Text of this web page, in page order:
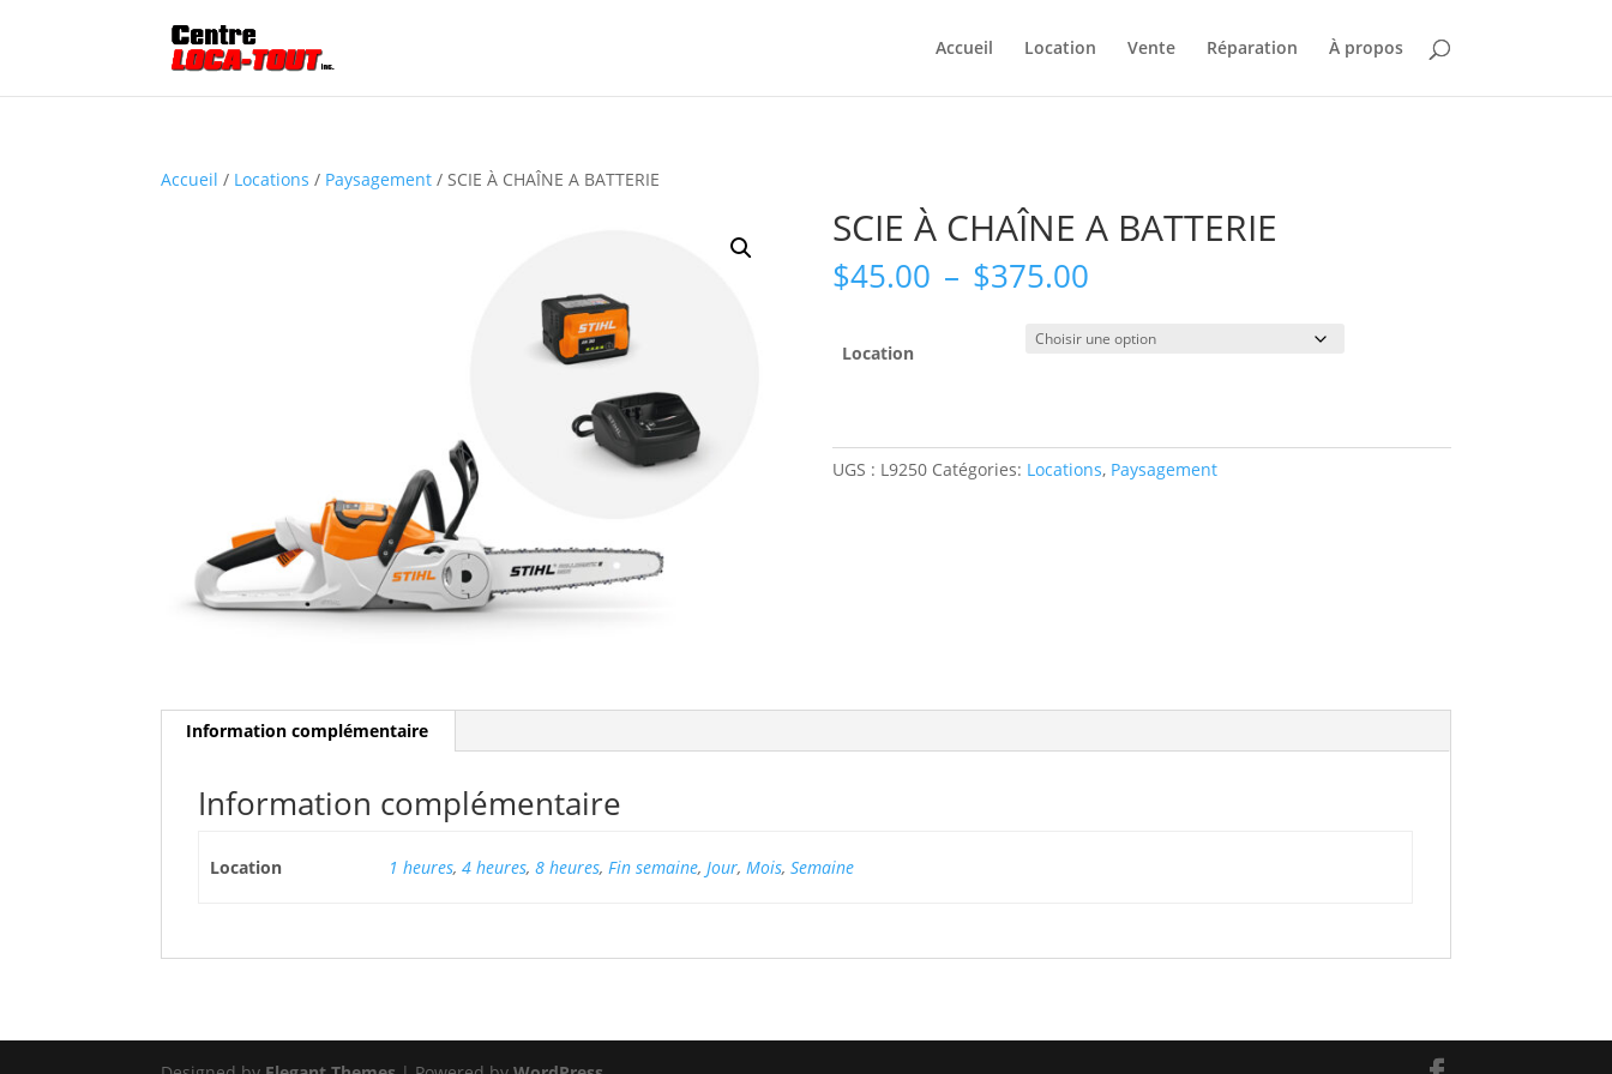
Accueil Location Vente Réparation À propos
Accueil / Locations / Paysagement / SCIE À CHAÎNE A BATTERIE
SCIE À CHAÎNE A BATTERIE
$45.00 – $375.00Plage
prix :
$45.00
Location
UGS : L9250 Catégories: Locations, Paysagement
Information complémentaire
Information complémentaire
Location 1 heures, 4 heures, 8 heures, Fin semaine, Jour, Mois, Semaine